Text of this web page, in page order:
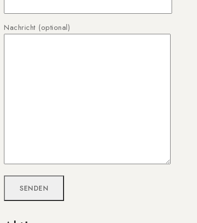
Nachricht (optional)